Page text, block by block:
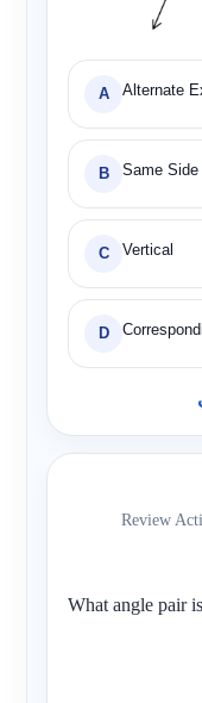
A Alternate
B Same
C Vertical
D
Review
What angle pair